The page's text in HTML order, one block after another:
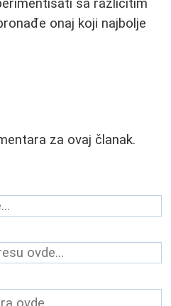
sa različitim
onaj koji najbolje
za ovaj članak.